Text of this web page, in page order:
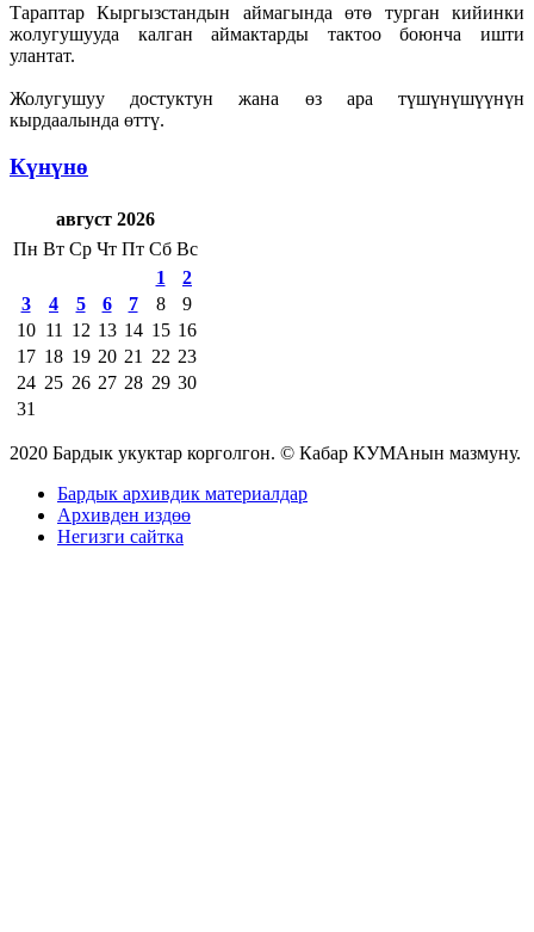
Тараптар Кыргызстандын аймагында өтө турган кийинки
жолугушууда калган аймактарды тактоо боюнча ишти
улантат.
Жолугушуу достуктун жана өз ара түшүнүшүүнүн
кырдаалында өттү.
Күнүнө
август 2026
Пн Вт Ср Чт Пт Сб Вс
1
2
3
4 5 6 7 8
9
10 11 12 13 14 15 16
17 18 19 20 21 22 23
24 25 26 27 28 29 30
31
2020 Бардык укуктар корголгон. © Кабар КУМАнын мазмуну.
Бардык архивдик материалдар
Архивден издөө
Негизги сайтка